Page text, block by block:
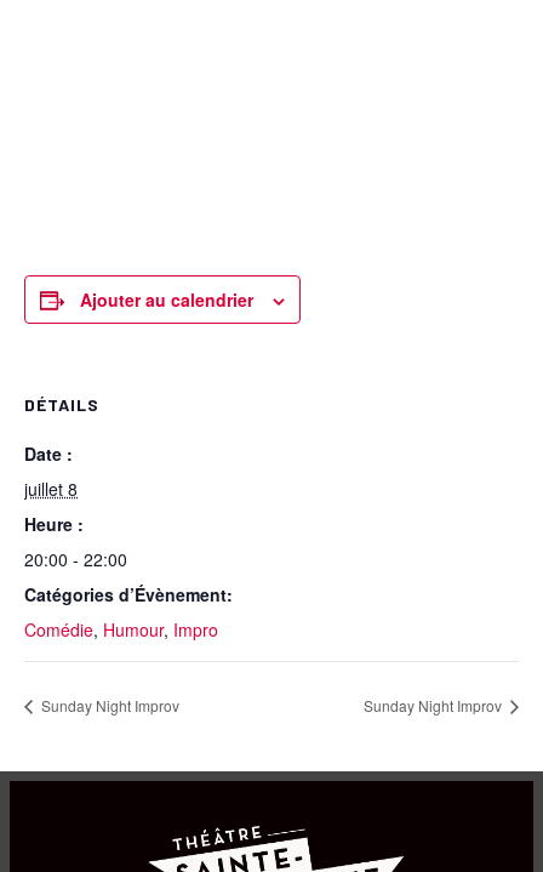
Ajouter au calendrier
DÉTAILS
Date :
juillet 8
Heure :
20:00 - 22:00
Catégories d’Évènement:
Comédie, Humour, Impro
Sunday Night Improv Sunday Night Improv